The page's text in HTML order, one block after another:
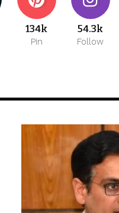
134k
Pin
54.3k
Follow